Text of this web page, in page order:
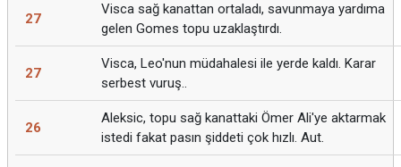
27
Visca sağ kanattan ortaladı, savunmaya yardıma
gelen Gomes topu uzaklaştırdı.
27
Visca, Leo'nun müdahalesi ile yerde kaldı. Karar
serbest vuruş..
26
Aleksic, topu sağ kanattaki Ömer Ali'ye aktarmak
istedi fakat pasın şiddeti çok hızlı. Aut.